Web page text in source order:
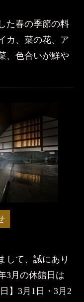
た春の季節の料
カ、菜の花、ア
、色合いが鮮や
して、誠にあり
3月の休館日は
】3月1日・3月2